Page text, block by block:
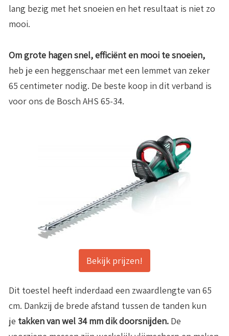
lang bezig met het snoeien en het resultaat is niet zo
mooi.
Om grote hagen snel, efficiënt en mooi te snoeien,
heb je een heggenschaar met een lemmet van zeker
65 centimeter nodig. De beste koop in dit verband is
voor ons de Bosch AHS 65-34.
Bekijk prijzen!
Dit toestel heeft inderdaad een zwaardlengte van 65
cm. Dankzij de brede afstand tussen de tanden kun
je takken van wel 34 mm dik doorsnijden. De